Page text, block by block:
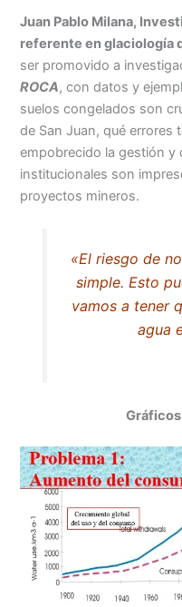
Juan Pablo Milana,
referente en glaciología
ser promovido a
ROCA, con datos y
suelos congelados son
de San Juan, qué errores
empobrecido la gestión y
institucionales son
proyectos mineros.
«El riesgo de
simple. Esto
vamos a tener
agua